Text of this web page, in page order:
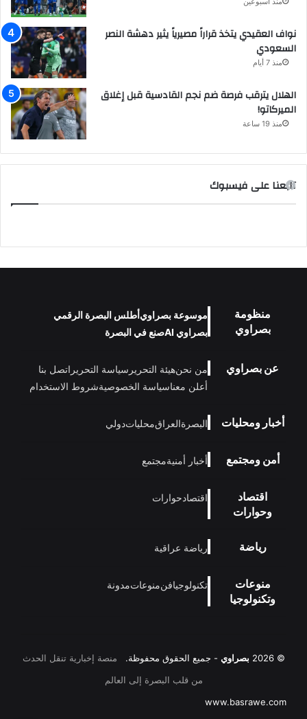
نواف العقيدي يتخذ قراراً مصيرياً يثير دهشة النصر
السعودي
منذ 7 أيام
الهلال يترقب فرصة ضم نجم القادسية قبل إغلاق
الميركاتو!
منذ 19 ساعة
تابعنا على فيسبوك
منظومة
بصراوي
موسوعة بصراويأطلس البصرة الرقمي
بصراوي AI
صنع في البصرة
عن بصراوي من نحنهيئة التحرير سياسة التحرير اتصل بنا
أعلن معناسياسة الخصوصيةشروط الاستخدام
أخبار ومحليات البصرةالعراقمحلياتدولي
أمن ومجتمع أخبار أمنيةمجتمع
اقتصاد
وحوارات
اقتصادحوارات
رياضة رياضة عراقية
منوعات
وتكنولوجيا
تكنولوجيافنمنوعاتمدونة
© 2026 بصراوي - جميع الحقوق محفوظة.
منصة إخبارية تنقل الحدث
من قلب البصرة إلى العالم
www.basrawe.com